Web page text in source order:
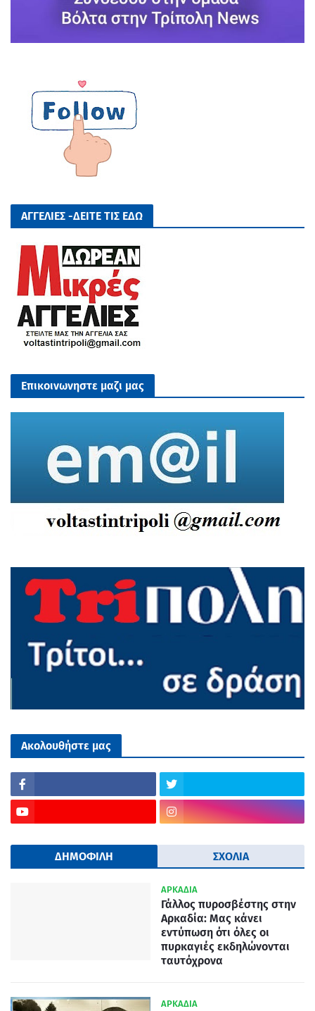
ΑΓΓΕΛΙΕΣ -ΔΕΙΤΕ ΤΙΣ ΕΔΩ
Επικοινωνηστε μαζι μας
Ακολουθήστε μας
ΔΗΜΟΦΙΛΗ ΣΧΟΛΙΑ
ΑΡΚΑΔΙΑ
Γάλλος πυροσβέστης στην
Αρκαδία: Μας κάνει
εντύπωση ότι όλες οι
πυρκαγιές εκδηλώνονται
ταυτόχρονα
ΑΡΚΑΔΙΑ